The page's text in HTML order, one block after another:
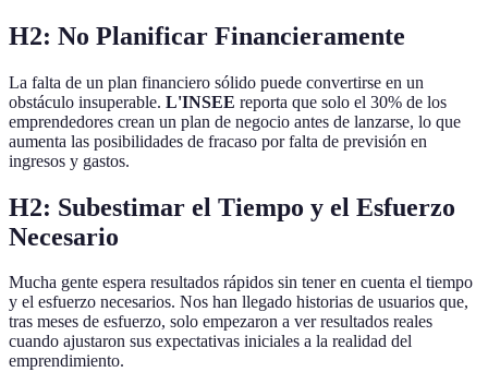
H2: No Planificar Financieramente
La falta de un plan financiero sólido puede convertirse en un
obstáculo insuperable. L'INSEE reporta que solo el 30% de los
emprendedores crean un plan de negocio antes de lanzarse, lo que
aumenta las posibilidades de fracaso por falta de previsión en
ingresos y gastos.
H2: Subestimar el Tiempo y el Esfuerzo
Necesario
Mucha gente espera resultados rápidos sin tener en cuenta el tiempo
y el esfuerzo necesarios. Nos han llegado historias de usuarios que,
tras meses de esfuerzo, solo empezaron a ver resultados reales
cuando ajustaron sus expectativas iniciales a la realidad del
emprendimiento.